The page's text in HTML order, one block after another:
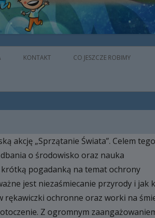
KONTAKT CO JESZCZE ROBIMY
akcję „Sprzątanie Świata”. Celem tego
o środowisko oraz nauka
krótką pogadanką na temat ochrony
jest niezaśmiecanie przyrody i jak
rękawiczki ochronne oraz worki na
Z ogromnym